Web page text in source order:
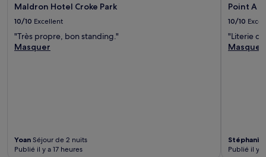
Maldron Hotel Croke Park
10/10 Excellent
"Très propre, bon standing."
Masquer
Yoan Séjour de 2 nuits
Publié il y a 17 heures
Point A
10/10
"Literie
Masquer
Stéphanie
Publié il y